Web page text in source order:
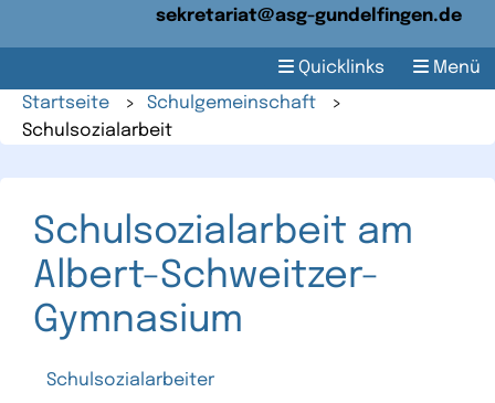
sekretariat@asg-gundelfingen.de
Menü
Quicklinks
Startseite
> Schulgemeinschaft
>
Schulsozialarbeit
Schulsozialarbeit am
Albert-Schweitzer-
Gymnasium
Schulsozialarbeiter